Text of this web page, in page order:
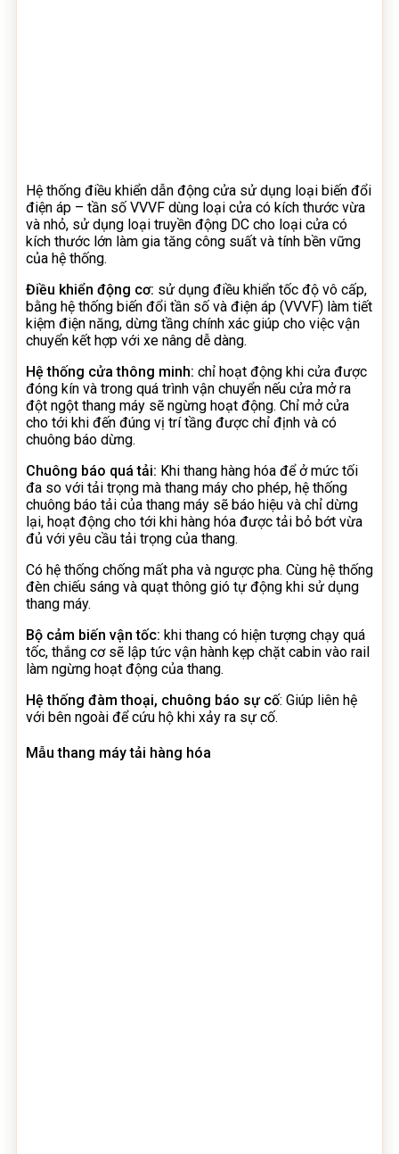
Hệ thống điều khiển dẫn động cửa sử dụng loại biến đổi
điện áp – tần số VVVF dùng loại cửa có kích thước vừa
và nhỏ, sử dụng loại truyền động DC cho loại cửa có
kích thước lớn làm gia tăng công suất và tính bền vững
của hệ thống.
Điều khiển động cơ: sử dụng điều khiển tốc độ vô cấp,
bằng hệ thống biến đổi tần số và điện áp (VVVF) làm tiết
kiệm điện năng, dừng tầng chính xác giúp cho việc vận
chuyển kết hợp với xe nâng dễ dàng.
Hệ thống cửa thông minh: chỉ hoạt động khi cửa được
đóng kín và trong quá trình vận chuyển nếu cửa mở ra
đột ngột thang máy sẽ ngừng hoạt động. Chỉ mở cửa
cho tới khi đến đúng vị trí tầng được chỉ định và có
chuông báo dừng.
Chuông báo quá tải: Khi thang hàng hóa để ở mức tối
đa so với tải trọng mà thang máy cho phép, hệ thống
chuông báo tải của thang máy sẽ báo hiệu và chỉ dừng
lại, hoạt động cho tới khi hàng hóa được tải bỏ bớt vừa
đủ với yêu cầu tải trọng của thang.
Có hệ thống chống mất pha và ngược pha. Cùng hệ thống
đèn chiếu sáng và quạt thông gió tự động khi sử dụng
thang máy.
Bộ cảm biến vận tốc: khi thang có hiện tượng chạy quá
tốc, thắng cơ sẽ lập tức vận hành kẹp chặt cabin vào rail
làm ngừng hoạt động của thang.
Hệ thống đàm thoại, chuông báo sự cố: Giúp liên hệ
với bên ngoài để cứu hộ khi xảy ra sự cố.
Mẫu thang máy tải hàng hóa